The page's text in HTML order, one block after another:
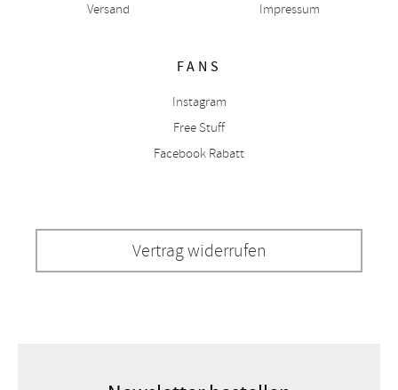
Versand
Impressum
FANS
Instagram
Free Stuff
Facebook Rabatt
Vertrag widerrufen